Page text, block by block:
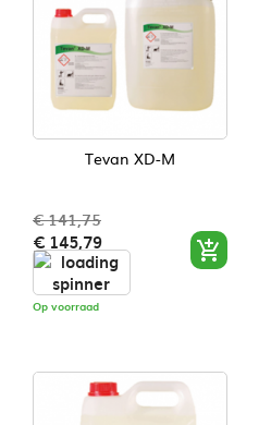
Tevan XD-M
prijs
€ 141,75
€ 145,79
Op voorraad
